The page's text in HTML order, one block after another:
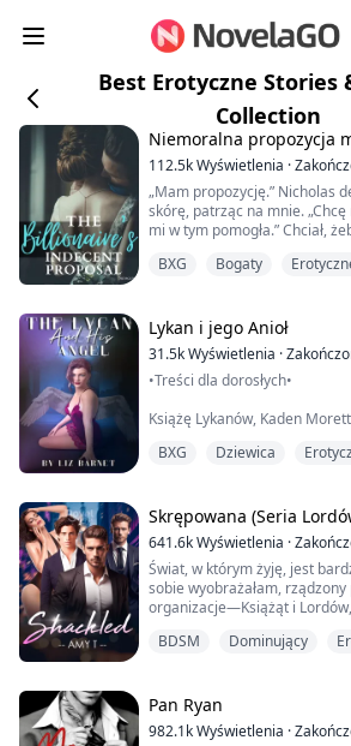
Best Erotyczne Stories
Collection
Niemoralna propozycja
112.5kWyświetlenia ·
„Mam propozycję.” Nicholas
skórę, patrząc na mnie.
mi w tym pomogła.” Chciał,
domem, Willow miała tylko
pójść na studia. Kiedy jej
tylko skontaktować si...
BXG Bogaty
Lykan i jego Anioł
31.5kWyświetlenia ·
•Treści dla dorosłych•
Książę Lykanów, Kaden
pewnego dnia, gdy znajduje
Przetrzymywana i
swoje życie, Isabelle nie zna
Uciekając przed swoimi
BXG Dziewica
Skrępowana (Seria
641.6kWyświetlenia ·
Świat, w którym żyję, jest
sobie wyobrażałam,
organizacje—Książąt i
którego mój ojciec, Książę
dawnego najlepszego
BDSM Dominujący
Pan Ryan
982.1kWyświetlenia ·